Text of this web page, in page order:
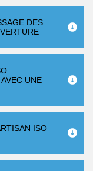
DES
UNE
ISO